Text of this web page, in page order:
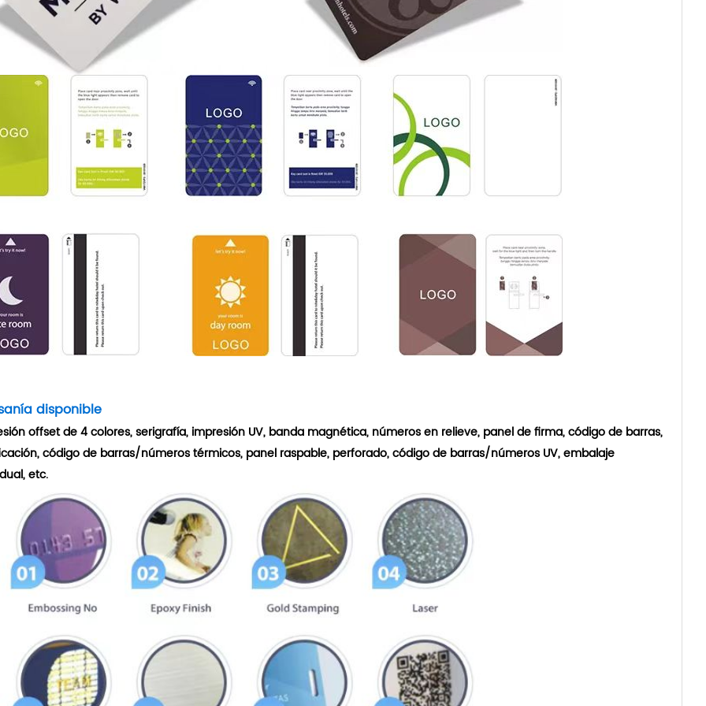
disponible
offset de 4 colores, serigrafía, impresión UV, banda magnética, números en relieve, panel de firma, código de barras,
código de barras/números térmicos, panel raspable, perforado, código de barras/números UV, embalaje
etc.